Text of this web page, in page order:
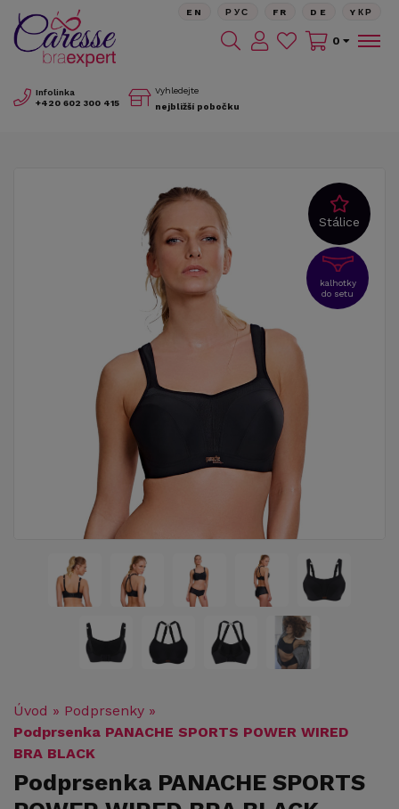
Infolinka
+420 602 300 415
Vyhledejte
nejbližší pobočku
EN РУС FR DE YКР
0
Stálice
kalhotky
do setu
Úvod » Podprsenky »
Podprsenka PANACHE SPORTS POWER WIRED
BRA BLACK
Podprsenka PANACHE SPORTS